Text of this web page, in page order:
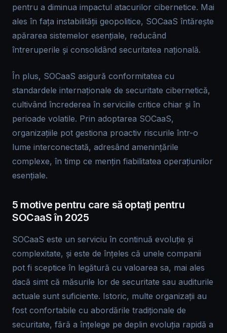
pentru a diminua impactul atacurilor cibernetice. Mai
ales în fața instabilității geopolitice, SOCaaS întărește
apărarea sistemelor esențiale, reducând
întreruperile și consolidând securitatea națională.
În plus, SOCaaS asigură conformitatea cu
standardele internaționale de securitate cibernetică,
cultivând încrederea în serviciile critice chiar și în
perioade volatile. Prin adoptarea SOCaaS,
organizațiile pot gestiona proactiv riscurile într-o
lume interconectată, adresând amenințările
complexe, în timp ce mențin fiabilitatea operațiunilor
esențiale.
5 motive pentru care să optați pentru
SOCaaS în 2025
SOCaaS este un serviciu în continuă evoluție și
complexitate, și este de înțeles că unele companii
pot fi sceptice în legătură cu valoarea sa, mai ales
dacă simt că măsurile lor de securitate sau auditurile
actuale sunt suficiente. Istoric, multe organizații au
fost confortabile cu abordările tradiționale de
securitate, fără a înțelege pe deplin evoluția rapidă a